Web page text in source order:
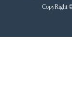
CopyRight